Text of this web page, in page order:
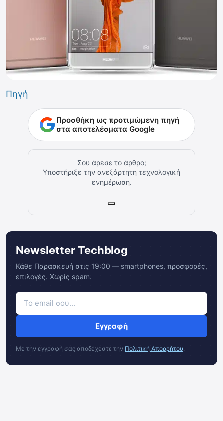
Πηγή
Προσθήκη ως προτιμώμενη πηγή
στα αποτελέσματα Google
Σου άρεσε το άρθρο;
Υποστήριξε την ανεξάρτητη τεχνολογική
ενημέρωση.
Newsletter Techblog
Κάθε Παρασκευή στις 19:00 — smartphones, προσφορές,
επιλογές. Χωρίς spam.
Εγγραφή
Με την εγγραφή σας αποδέχεστε την Πολιτική Απορρήτου.